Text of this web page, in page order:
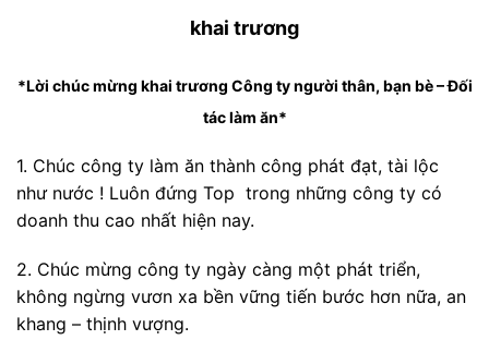
khai trương
*Lời chúc mừng khai trương Công ty người thân, bạn bè – Đối
tác làm ăn*
1. Chúc công ty làm ăn thành công phát đạt, tài lộc
như nước ! Luôn đứng Top trong những công ty có
doanh thu cao nhất hiện nay.
2. Chúc mừng công ty ngày càng một phát triển,
không ngừng vươn xa bền vững tiến bước hơn nữa, an
khang – thịnh vượng.